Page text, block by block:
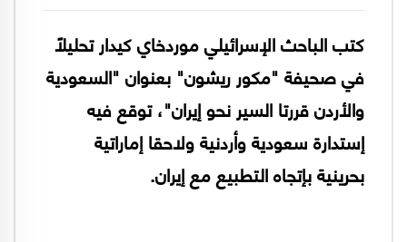
كتب الباحث الإسرائيلي موردخاي كيدار تحليلاً
في صحيفة "مكور ريشون" بعنوان "السعودية
والأردن قررتا السير نحو إيران"، توقع فيه
إستدارة سعودية وأردنية ولاحقا إماراتية
بحرينية بإتجاه التطبيع مع إيران.